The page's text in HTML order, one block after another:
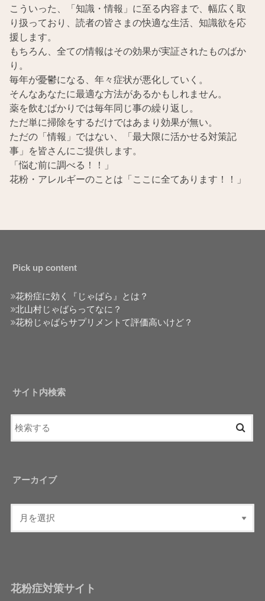
こういった、「知識・情報」に至る内容まで、幅広く取
り扱っており、読者の皆さまの快適な生活、知識欲を応
援します。
もちろん、全ての情報はその効果が実証されたものばか
り。
毎年が憂鬱になる、年々症状が悪化していく。
そんなあなたに最適な方法があるかもしれません。
薬を飲むばかりでは毎年同じ事の繰り返し。
ただ単に掃除をするだけではあまり効果が無い。
ただの「情報」ではない、「最大限に活かせる対策記
事」を皆さんにご提供します。
「悩む前に調べる！！」
花粉・アレルギーのことは「ここに全てあります！！」
Pick up content
花粉症に効く『じゃばら』とは？
北山村じゃばらってなに？
花粉じゃばらサプリメントて評価高いけど？
サイト内検索
アーカイブ
花粉症対策サイト